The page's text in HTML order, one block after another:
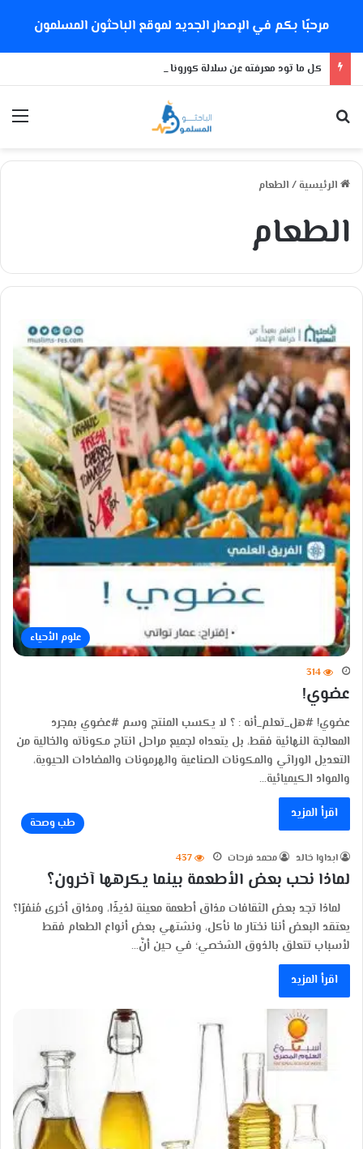
مرحبًا بكم في الإصدار الجديد لموقع الباحثون المسلمون
كل ما تود معرفته عن سلالة كورونا الجديدة
الرئيسية / الطعام
الطعام
علوم الأحياء
314
عضوي!
عضوي! #هل_تعلم_أنه : ؟ لا يكسب المنتج وسم #عضوي بمجرد
المعالجة النهائية فقط، بل يتعداه لجميع مراحل انتاج مكوناته والخالية من
التعديل الوراثي والمكونات الصناعية والهرمونات والمضادات الحيوية،
والمواد الكيميائية…
اقرأ المزيد
طب وصحة
ابداوا خالد محمد فرحات 437
لماذا نحب بعض الأطعمة بينما يكرهها آخرون؟
لماذا تجد بعض الثقافات مذاق أطعمة معينة لذيذًا، ومذاق أخرى مُنفرًا؟
يعتقد البعض أننا نختار ما نأكل، ونشتهي بعض أنواع الطعام فقط
لأسباب تتعلق بالذوق الشخصي؛ في حين أنَّ…
اقرأ المزيد